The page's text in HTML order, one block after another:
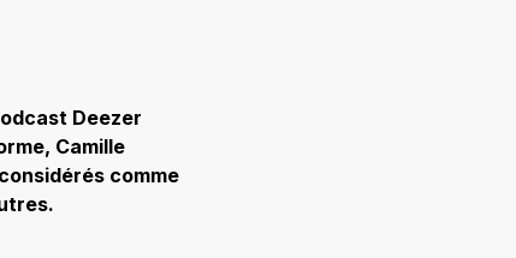
Deezer
Camille
comme